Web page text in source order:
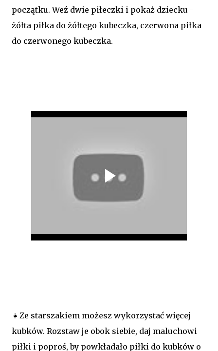
początku. Weź dwie piłeczki i pokaż dziecku -
żółta piłka do żółtego kubeczka, czerwona piłka
do czerwonego kubeczka.
👧Ze starszakiem możesz wykorzystać więcej
kubków. Rozstaw je obok siebie, daj maluchowi
piłki i poproś, by powkładało piłki do kubków o